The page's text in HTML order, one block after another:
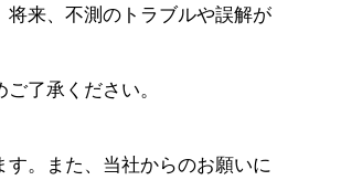
来、不測のトラブルや誤解が
了承ください。
す。また、当社からのお願いに